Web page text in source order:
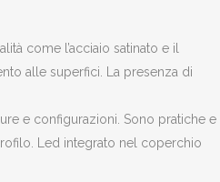
come l’acciaio satinato e il
alle superfici. La presenza di
e configurazioni. Sono pratiche e
Led integrato nel coperchio